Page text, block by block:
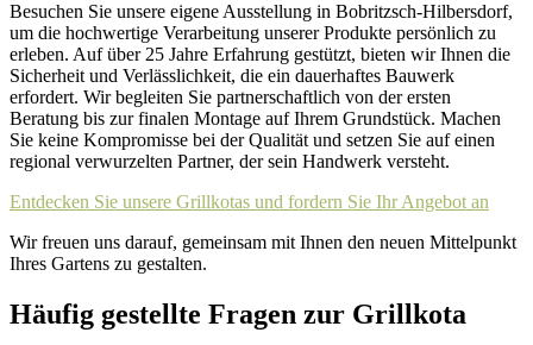
Besuchen Sie unsere eigene Ausstellung in Bobritzsch-Hilbersdorf,
um die hochwertige Verarbeitung unserer Produkte persönlich zu
erleben. Auf über 25 Jahre Erfahrung gestützt, bieten wir Ihnen die
Sicherheit und Verlässlichkeit, die ein dauerhaftes Bauwerk
erfordert. Wir begleiten Sie partnerschaftlich von der ersten
Beratung bis zur finalen Montage auf Ihrem Grundstück. Machen
Sie keine Kompromisse bei der Qualität und setzen Sie auf einen
regional verwurzelten Partner, der sein Handwerk versteht.
Entdecken Sie unsere Grillkotas und fordern Sie Ihr Angebot an
Wir freuen uns darauf, gemeinsam mit Ihnen den neuen Mittelpunkt
Ihres Gartens zu gestalten.
Häufig gestellte Fragen zur Grillkota